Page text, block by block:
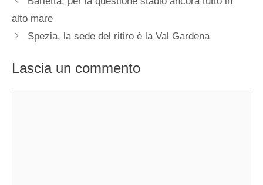
alto mare
Spezia, la sede del ritiro è la Val Gardena
Lascia un commento